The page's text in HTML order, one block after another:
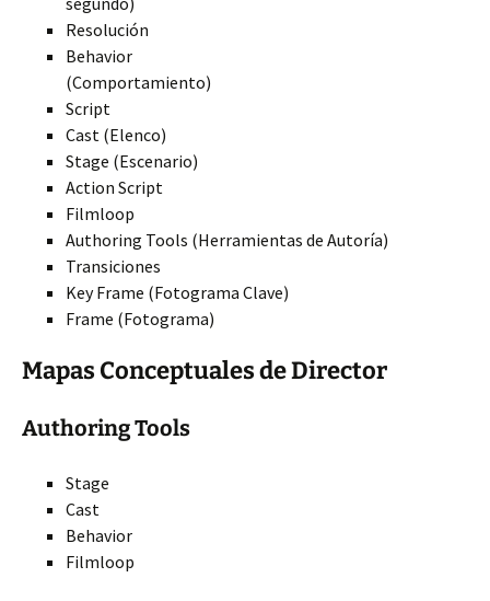
Resolución
Behavior
(Comportamiento)
Script
Cast (Elenco)
Stage (Escenario)
Action Script
Filmloop
Authoring Tools (Herramientas de Autoría)
Transiciones
Key Frame (Fotograma Clave)
Frame (Fotograma)
Mapas Conceptuales de Director
Authoring Tools
Stage
Cast
Behavior
Filmloop